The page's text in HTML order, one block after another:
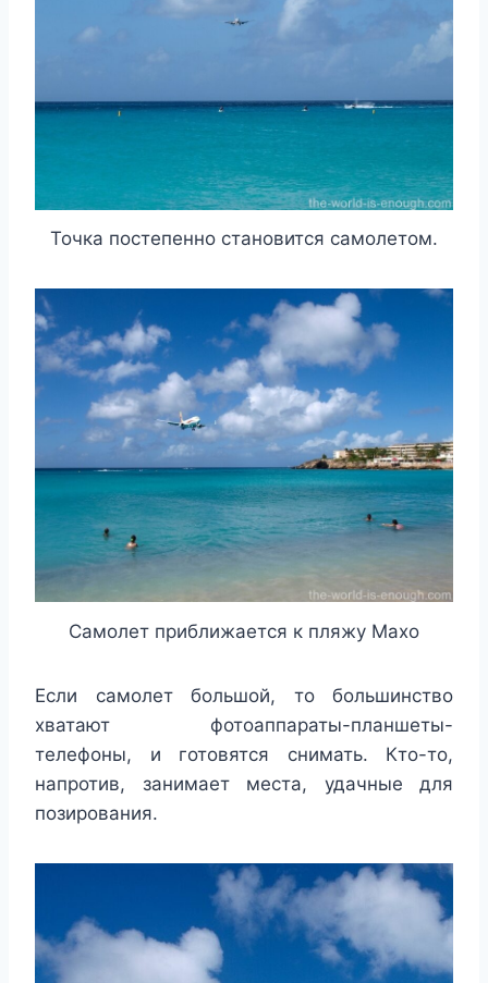
Точка постепенно становится самолетом.
Самолет приближается к пляжу Махо
Если самолет большой, то большинство
хватают фотоаппараты-планшеты-
телефоны, и готовятся снимать. Кто-то,
напротив, занимает места, удачные для
позирования.